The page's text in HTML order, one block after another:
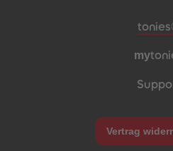
Meta-
my
Vertrag